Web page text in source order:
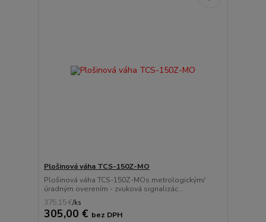
Plošinová váha TCS-150Z-MO
Plošinová váha TCS-150Z-MOs metrologickým/
úradným overením - zvuková signalizác...
375,15 €/ks
305,00 € bez DPH